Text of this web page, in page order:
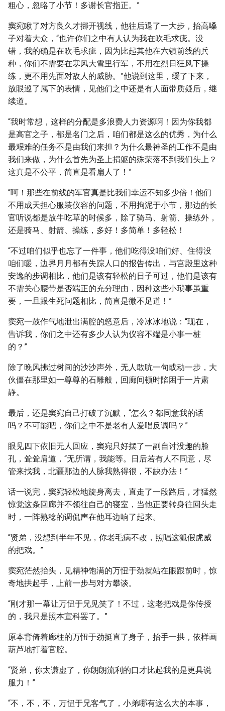
粗心，忽略了小节！多谢长官指正。”
窦宛瞅了对方良久才挪开视线，他往后退了一大步，抬高嗓
子对着大众，“也许你们之中有人认为我在吹毛求疵。没
错，我的确是在吹毛求疵，因为比起其他在六镇前线的兵
种，你们不需要在寒风大雪里行军，不用在烈日狂风下操
练，更不用先面对敌人的威胁。”他说到这里，缓了下来，
放眼巡了属下的表情，见他们之中还是有人面带质疑后，继
续道。
“我时常想，这样的分配是多浪费人力资源啊！因为你我都
是高官之子，都是名门之后，咱们都是这么的优秀，为什么
最艰难的任务不是由我们来担？为什么最神圣的工作不是由
我们来做，为什么首先为圣上捐躯的殊荣落不到我们头上？
这真是不公平，简直是看扁人了！”
“呵！那些在前线的军官真是比我们幸运不知多少倍！他们
不用成天担心服装仪容的问题，不用拘泥于小节，那边的长
官听说都是放牛吃草的时候多，除了骑马、射箭、操练外，
还是骑马、射箭、操练，多好！多简单！多轻松！
“不过咱们似乎也忘了一件事，他们吃得没咱们好、住得没
咱们暖，边界月月都有失踪人口的报告传出，与宫殿里这种
安逸的步调相比，他们是该有轻松的日子可过，他们是该有
不需关心腰带是否端正的充分理由，因种这些小琐事虽重
要，一旦跟生死问题相比，简直是微不足道！”
窦宛一鼓作气地泄出满腔的怒意后，冷冰冰地说：“现在，
告诉我，你们之中还有多少人认为仪容不端是小事一桩
的？”
除了晚风拂过树间的沙沙声外，无人敢吭一句或动一步，大
伙僵在那里如一尊尊的石雕般，回廊间顿时陷困于一片肃
静。
最后，还是窦宛自己打破了沉默，“怎么？都同意我的话
吗？不可能吧，你们之中不是老有人爱唱反调吗？”
眼见四下依旧无人回应，窦宛只好摆了一副自讨没趣的脸
孔，耸耸肩道，“无所谓，我能等。日后若有人不同意，尽
管来找我，北疆那边的人脉我熟得很，不缺办法！”
话一说完，窦宛轻松地旋身离去，直走了一段路后，才猛然
惊觉这条回廊并不领往自己的寝室，当他正要转身往回头走
时，一阵熟稔的调侃声在他耳边响了起来。
“贤弟，没想到半年不见，你老毛病不改，照唱这狐假虎威
的把戏。”
窦宛茫然抬头，见精神饱满的万忸于劲就站在眼跟前时，惊
奇地拱起手，上前一步与对方攀谈。
“刚才那一幕让万忸于兄见笑了！不过，这老把戏是你传授
的，我只是照本宣科罢了。”
原本背倚着廊柱的万忸于劲挺直了身子，抬手一拱，依样画
葫芦地打着官腔。
“贤弟，你太谦虚了，你朗朗流利的口才比起我的是更具说
服力！”
“不，不，不，万忸于兄客气了，小弟哪有这么大的本事，